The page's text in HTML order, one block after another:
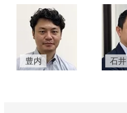
豊内 石井